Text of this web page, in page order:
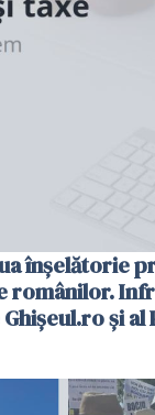
înșelătorie
românilor.
și al